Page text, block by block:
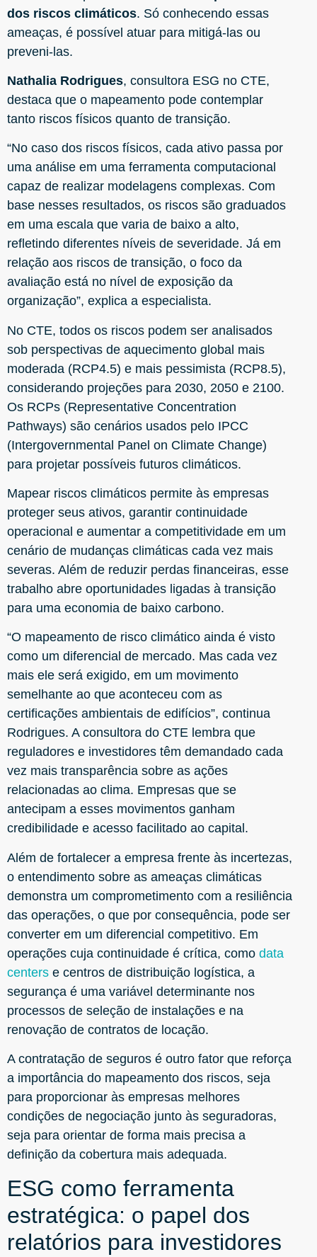
dos riscos climáticos. Só conhecendo essas
ameaças, é possível atuar para mitigá-las ou
preveni-las.
Nathalia Rodrigues, consultora ESG no CTE,
destaca que o mapeamento pode contemplar
tanto riscos físicos quanto de transição.
“No caso dos riscos físicos, cada ativo passa por
uma análise em uma ferramenta computacional
capaz de realizar modelagens complexas. Com
base nesses resultados, os riscos são graduados
em uma escala que varia de baixo a alto,
refletindo diferentes níveis de severidade. Já em
relação aos riscos de transição, o foco da
avaliação está no nível de exposição da
organização”, explica a especialista.
No CTE, todos os riscos podem ser analisados
sob perspectivas de aquecimento global mais
moderada (RCP4.5) e mais pessimista (RCP8.5),
considerando projeções para 2030, 2050 e 2100.
Os RCPs (Representative Concentration
Pathways) são cenários usados pelo IPCC
(Intergovernmental Panel on Climate Change)
para projetar possíveis futuros climáticos.
Mapear riscos climáticos permite às empresas
proteger seus ativos, garantir continuidade
operacional e aumentar a competitividade em um
cenário de mudanças climáticas cada vez mais
severas. Além de reduzir perdas financeiras, esse
trabalho abre oportunidades ligadas à transição
para uma economia de baixo carbono.
“O mapeamento de risco climático ainda é visto
como um diferencial de mercado. Mas cada vez
mais ele será exigido, em um movimento
semelhante ao que aconteceu com as
certificações ambientais de edifícios”, continua
Rodrigues. A consultora do CTE lembra que
reguladores e investidores têm demandado cada
vez mais transparência sobre as ações
relacionadas ao clima. Empresas que se
antecipam a esses movimentos ganham
credibilidade e acesso facilitado ao capital.
Além de fortalecer a empresa frente às incertezas,
o entendimento sobre as ameaças climáticas
demonstra um comprometimento com a resiliência
das operações, o que por consequência, pode ser
converter em um diferencial competitivo. Em
operações cuja continuidade é crítica, como data
centers e centros de distribuição logística, a
segurança é uma variável determinante nos
processos de seleção de instalações e na
renovação de contratos de locação.
A contratação de seguros é outro fator que reforça
a importância do mapeamento dos riscos, seja
para proporcionar às empresas melhores
condições de negociação junto às seguradoras,
seja para orientar de forma mais precisa a
definição da cobertura mais adequada.
ESG como ferramenta
estratégica: o papel dos
relatórios para investidores